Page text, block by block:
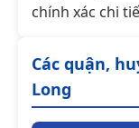
chính xác chi
Các quận,
Long